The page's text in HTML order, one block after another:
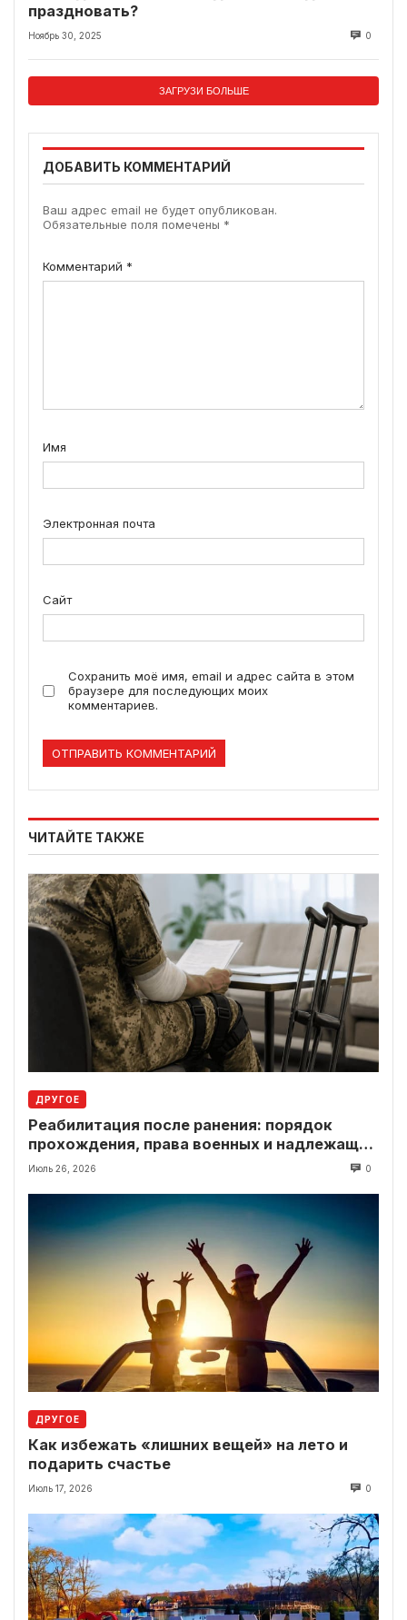
праздновать?
Ноябрь 30, 2025 0
ЗАГРУЗИ БОЛЬШЕ
ДОБАВИТЬ КОММЕНТАРИЙ
Ваш адрес email не будет опубликован.
Обязательные поля помечены *
Комментарий *
Имя
Электронная почта
Сайт
Сохранить моё имя, email и адрес сайта в этом
браузере для последующих моих
комментариев.
ЧИТАЙТЕ ТАКЖЕ
ДРУГОЕ
Реабилитация после ранения: порядок
прохождения, права военных и надлежащие
выплаты
Июль 26, 2026 0
ДРУГОЕ
Как избежать «лишних вещей» на лето и
подарить счастье
Июль 17, 2026 0